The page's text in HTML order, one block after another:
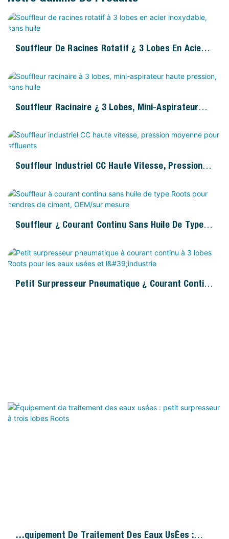
Souffleur De Racines Rotatif À 3 Lobes En Acier
Souffleur Racinaire À 3 Lobes, Mini-Aspirateur
Souffleur Industriel CC Haute Vitesse, Pression
Souffleur À Courant Continu Sans Huile De Type
Petit Surpresseur Pneumatique À Courant Continu
Équipement De Traitement Des Eaux Usées :